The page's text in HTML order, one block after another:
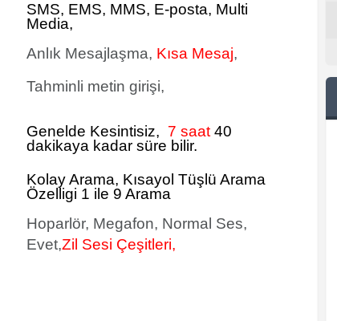
SMS, EMS, MMS, E-posta, Multi
Media,
Anlık Mesajlaşma, Kısa Mesaj,
Tahminli metin girişi,
Genelde Kesintisiz, 7 saat 40
dakikaya kadar süre bilir.
Kolay Arama, Kısayol Tüşlü Arama
Özelligi 1 ile 9 Arama
Hoparlör, Megafon, Normal Ses,
Evet,Zil Sesi Çeşitleri,